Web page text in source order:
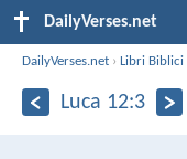
DailyVerses.net
DailyVerses.net ›Libri Biblici
Luca 12:3